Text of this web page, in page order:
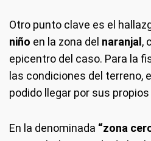
Otro punto clave es el
niño en la zona del naranjal ,
epicentro del caso. Para la
las condiciones del terreno,
podido llegar por sus
En la denominada “zona